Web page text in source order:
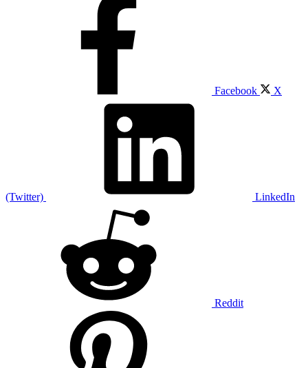
Facebook X
(Twitter) LinkedIn
Reddit